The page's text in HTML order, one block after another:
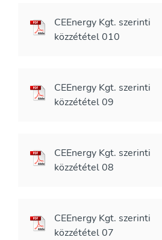
CEEnergy Kgt. szerinti
közzététel 010
CEEnergy Kgt. szerinti
közzététel 09
CEEnergy Kgt. szerinti
közzététel 08
CEEnergy Kgt. szerinti
közzététel 07